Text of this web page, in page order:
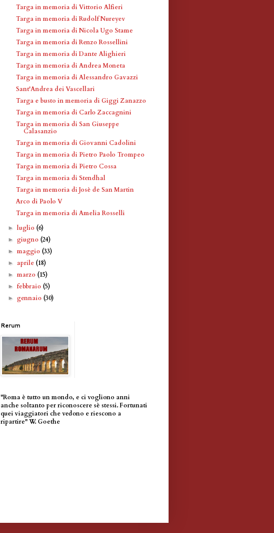
Targa in memoria di Vittorio Alfieri
Targa in memoria di Rudolf Nureyev
Targa in memoria di Nicola Ugo Stame
Targa in memoria di Renzo Rossellini
Targa in memoria di Dante Alighieri
Targa in memoria di Andrea Moneta
Targa in memoria di Alessandro Gavazzi
Sant'Andrea dei Vascellari
Targa e busto in memoria di Giggi Zanazzo
Targa in memoria di Carlo Zaccagnini
Targa in memoria di San Giuseppe
Calasanzio
Targa in memoria di Giovanni Cadolini
Targa in memoria di Pietro Paolo Trompeo
Targa in memoria di Pietro Cossa
Targa in memoria di Stendhal
Targa in memoria di Josè de San Martin
Arco di Paolo V
Targa in memoria di Amelia Rosselli
►luglio (6)
► giugno (24)
►maggio (33)
► aprile (18)
►marzo (15)
►febbraio (5)
► gennaio (30)
Rerum
"Roma è tutto un mondo, e ci vogliono anni
anche soltanto per riconoscere sè stessi. Fortunati
quei viaggiatori che vedono e riescono a
ripartire" W. Goethe